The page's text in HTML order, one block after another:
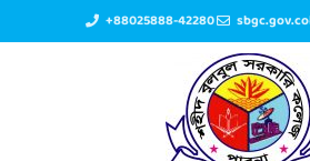
+88025888-42280